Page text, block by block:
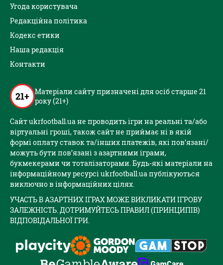
Угода користувача
Редакційна політика
Кодекс етики
Наша редакція
Контакти
21+ Матеріали сайту призначені для осіб старше 21
року (21+)
Сайт ukrfootball.ua не проводить ігри на реальні та/або
віртуальні гроші, також сайт не приймає ні в якій
формі оплату ставок та/інших платежів, які пов’язані/
можуть бути пов’язані з азартними іграми,
букмекерами чи тоталізаторами. Будь-які матеріали на
інформаційному ресурсі ukrfootball.ua публікуються
виключно в інформаційних цілях.
УЧАСТЬ В АЗАРТНИХ ІГРАХ МОЖЕ ВИКЛИКАТИ ІГРОВУ
ЗАЛЕЖНІСТЬ. ДОТРИМУЙТЕСЬ ПРАВИЛ (ПРИНЦИПІВ)
ВІДПОВІДАЛЬНОЇ ГРИ.